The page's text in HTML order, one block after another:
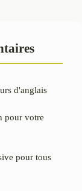
d'anglais
pour votre
pour tous